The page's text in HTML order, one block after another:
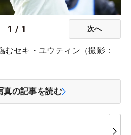
1 / 1 次へ
セキ・ユウティン（撮影：
真の記事を読む